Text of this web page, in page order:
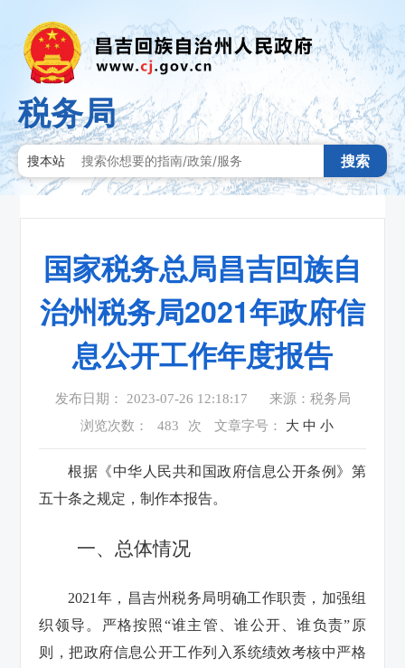
税务局
搜本站 搜索
国家税务总局昌吉回族自
治州税务局2021年政府信
息公开工作年度报告
发布日期： 2023-07-26 12:18:17
来源：税务局
浏览次数：
483 次 文章字号： 大 中 小
根据《中华人民共和国政府信息公开条例》第
五十条之规定，制作本报告。
一、总体情况
2021年，昌吉州税务局明确工作职责，加强组
织领导。严格按照“谁主管、谁公开、谁负责”原
则，把政府信息公开工作列入系统绩效考核中严格